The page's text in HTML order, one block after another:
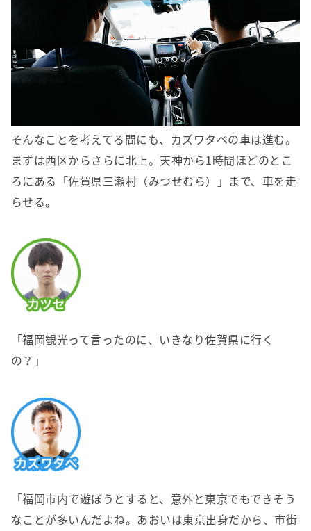
そんなことを考えてる間にも、カズワタベの車は進む。
まずは西区からさらに北上。天神から1時間ほどのとこ
ろにある「佐賀県三瀬村（みつせむら）」まで、車を走
らせる。
「福岡観光って言ったのに、いきなり佐賀県に行く
の？」
「福岡市内で遊ぼうとすると、意外と東京でもできそう
なことが多いんだよね。あおいは東京出身だから、市街